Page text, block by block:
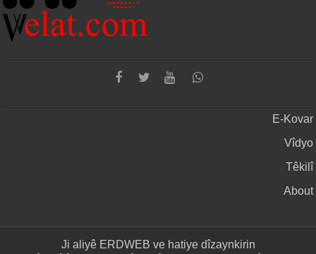
E-Kovar
Vîdyo
Têkilî
About
Ji aliyê ERDWEB ve hatiye dîzaynkirin